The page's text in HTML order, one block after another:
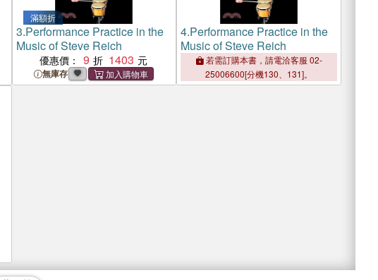
滿額折
3.Performance Practice in the
Music of Steve Reich
優惠價： 9 1403
無庫存
4.Performance Practice in the
Music of Steve Reich
若需訂購本書，請電洽客服 02-
25006600[分機130、131]。